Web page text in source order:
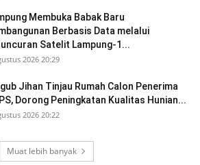
Membuka Babak Baru
Berbasis Data melalui
Satelit Lampung-1...
2026 20:29
Jihan Tinjau Rumah Calon Penerima
Dorong Peningkatan Kualitas Hunian...
2026 20:22
Muat lebih banyak